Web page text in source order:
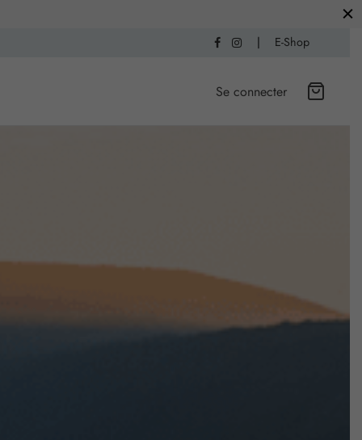
| E-Shop
Se connecter